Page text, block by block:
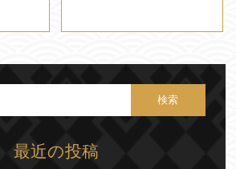
最近の投稿